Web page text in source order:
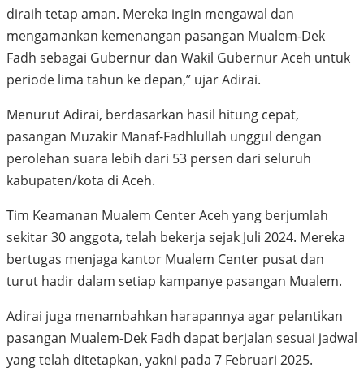
diraih tetap aman. Mereka ingin mengawal dan
mengamankan kemenangan pasangan Mualem-Dek
Fadh sebagai Gubernur dan Wakil Gubernur Aceh untuk
periode lima tahun ke depan,” ujar Adirai.
Menurut Adirai, berdasarkan hasil hitung cepat,
pasangan Muzakir Manaf-Fadhlullah unggul dengan
perolehan suara lebih dari 53 persen dari seluruh
kabupaten/kota di Aceh.
Tim Keamanan Mualem Center Aceh yang berjumlah
sekitar 30 anggota, telah bekerja sejak Juli 2024. Mereka
bertugas menjaga kantor Mualem Center pusat dan
turut hadir dalam setiap kampanye pasangan Mualem.
Adirai juga menambahkan harapannya agar pelantikan
pasangan Mualem-Dek Fadh dapat berjalan sesuai jadwal
yang telah ditetapkan, yakni pada 7 Februari 2025.